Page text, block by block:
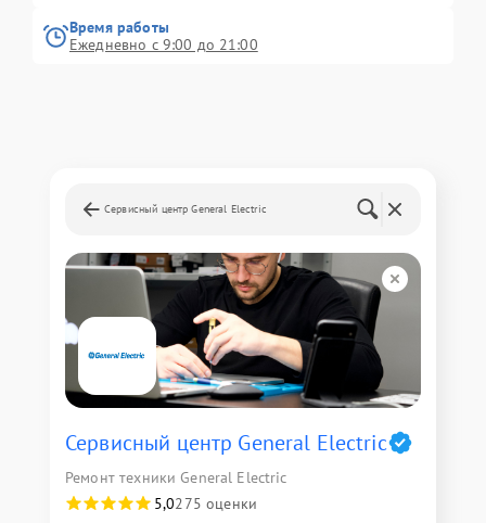
Время работы
Ежедневно с 9:00 до 21:00
Сервисный центр General Electric
Сервисный центр General Electric
Ремонт техники General Electric
5,0275 оценки